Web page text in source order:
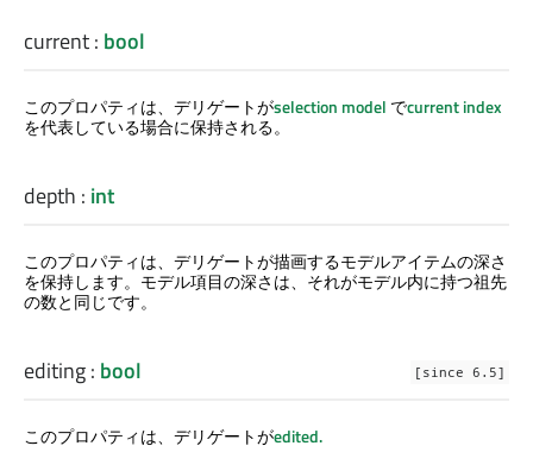
current: bool
このプロパティは、デリゲートがselection model でcurrent index
を代表している場合に保持される。
depth : int
このプロパティは、デリゲートが描画するモデルアイテムの深さ
を保持します。モデル項目の深さは、それがモデル内に持つ祖先
の数と同じです。
editing: bool [since 6.5]
このプロパティは、デリゲートがedited.